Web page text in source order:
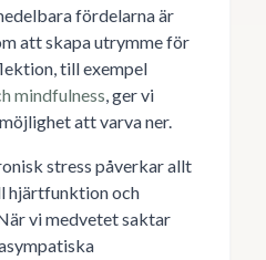
fördelarna är
att skapa utrymme för
till exempel
mindfulness, ger vi
att varva ner.
stress påverkar allt
hjärtfunktion och
vi medvetet saktar